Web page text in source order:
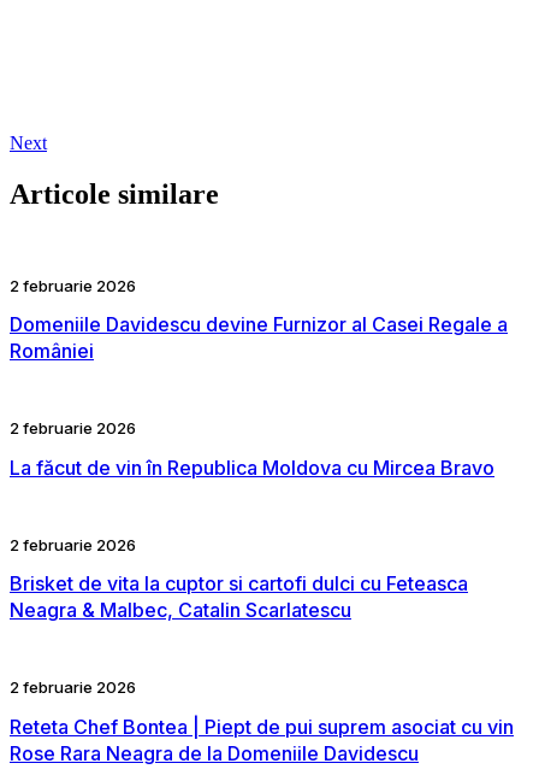
Next
Articole similare
2 februarie 2026
Domeniile Davidescu devine Furnizor al Casei Regale a
României
2 februarie 2026
La făcut de vin în Republica Moldova cu Mircea Bravo
2 februarie 2026
Brisket de vita la cuptor si cartofi dulci cu Feteasca
Neagra & Malbec, Catalin Scarlatescu
2 februarie 2026
Reteta Chef Bontea | Piept de pui suprem asociat cu vin
Rose Rara Neagra de la Domeniile Davidescu